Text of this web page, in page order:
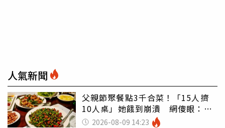
人氣新聞
父親節聚餐點3千合菜！「15人擠
10人桌」她餓到崩潰 網傻眼：讓
店家看笑話
2026-08-09 14:23